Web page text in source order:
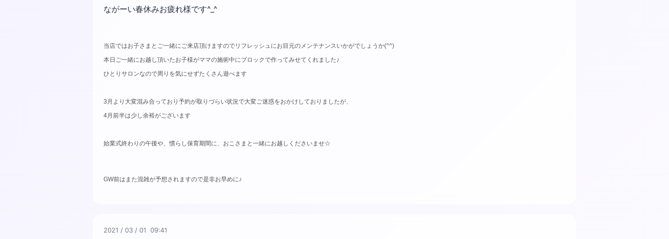
ながーい春休みお疲れ様です^_^
当店ではお子さまとご一緒にご来店頂けますのでリフレッシュにお目元のメンテナンスいかがでしょうか(^^)
本日ご一緒にお越し頂いたお子様がママの施術中にブロックで作ってみせてくれました♪
ひとりサロンなので周りを気にせずたくさん遊べます
3月より大変混み合っており予約が取りづらい状況で大変ご迷惑をおかけしておりましたが、
4月前半は少し余裕がございます
始業式終わりの午後や、慣らし保育期間に、おこさまと一緒にお越しくださいませ☆
GW前はまた混雑が予想されますので是非お早めに♪
2021 / 03 / 01 09:41